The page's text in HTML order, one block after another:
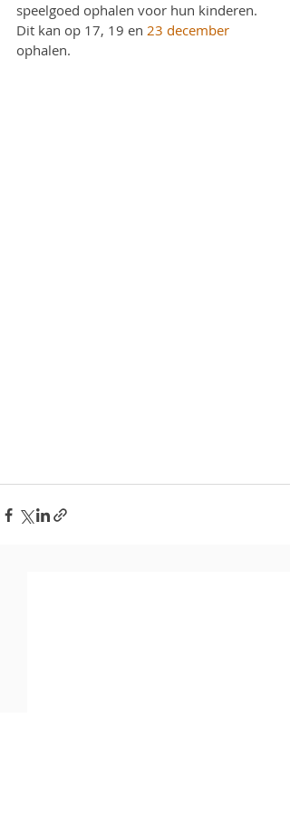
speelgoed ophalen voor hun kinderen.
Dit kan op 17, 19 en 23 december
ophalen.